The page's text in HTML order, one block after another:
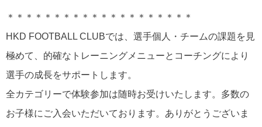
＊＊＊＊＊＊＊＊＊＊＊＊＊＊＊＊＊＊＊＊
HKD FOOTBALL CLUBでは、選手個人・チームの課題を見
極めて、的確なトレーニングメニューとコーチングにより
選手の成長をサポートします。
全カテゴリーで体験参加は随時お受けいたします。多数の
お子様にご入会いただいております。ありがとうございま